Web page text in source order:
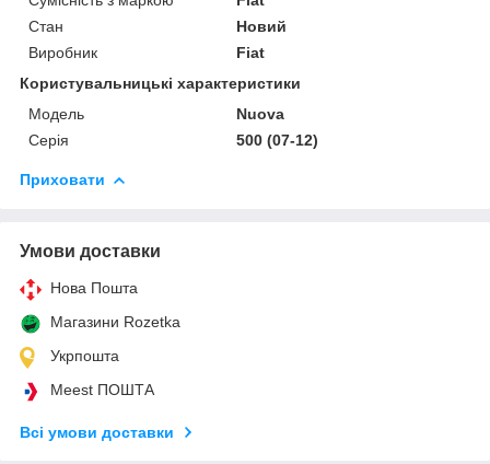
Стан
Новий
Виробник
Fiat
Користувальницькі характеристики
Мoдель
Nuova
Серія
500 (07-12)
Приховати
Умови доставки
Нова Пошта
Магазини Rozetka
Укрпошта
Meest ПОШТА
Всі умови доставки